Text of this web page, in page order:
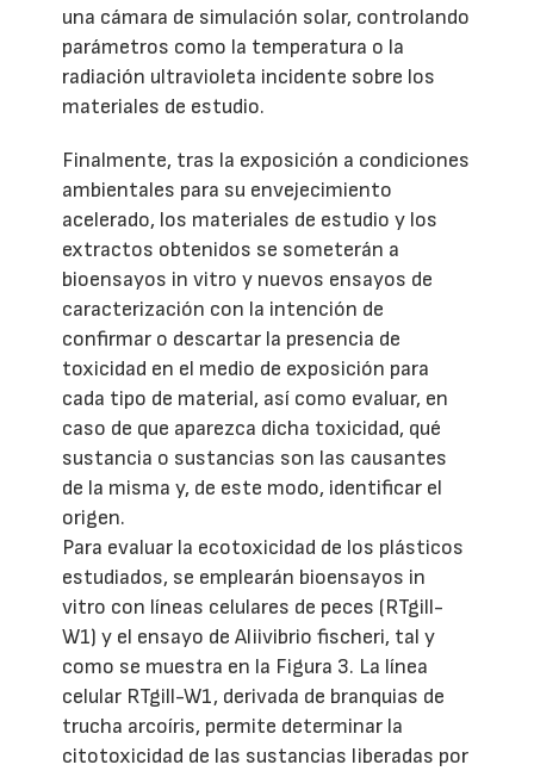
una cámara de simulación solar, controlando
parámetros como la temperatura o la
radiación ultravioleta incidente sobre los
materiales de estudio.
Finalmente, tras la exposición a condiciones
ambientales para su envejecimiento
acelerado, los materiales de estudio y los
extractos obtenidos se someterán a
bioensayos in vitro y nuevos ensayos de
caracterización con la intención de
confirmar o descartar la presencia de
toxicidad en el medio de exposición para
cada tipo de material, así como evaluar, en
caso de que aparezca dicha toxicidad, qué
sustancia o sustancias son las causantes
de la misma y, de este modo, identificar el
origen.
Para evaluar la ecotoxicidad de los plásticos
estudiados, se emplearán bioensayos in
vitro con líneas celulares de peces (RTgill-
W1) y el ensayo de Aliivibrio fischeri, tal y
como se muestra en la Figura 3. La línea
celular RTgill-W1, derivada de branquias de
trucha arcoíris, permite determinar la
citotoxicidad de las sustancias liberadas por